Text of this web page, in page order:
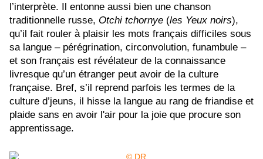
l’interprète. Il entonne aussi bien une chanson
traditionnelle russe, Otchi tchornye (les Yeux noirs),
qu’il fait rouler à plaisir les mots français difficiles sous
sa langue – pérégrination, circonvolution, funambule –
et son français est révélateur de la connaissance
livresque qu’un étranger peut avoir de la culture
française. Bref, s’il reprend parfois les termes de la
culture d’jeuns, il hisse la langue au rang de friandise et
plaide sans en avoir l'air pour la joie que procure son
apprentissage.